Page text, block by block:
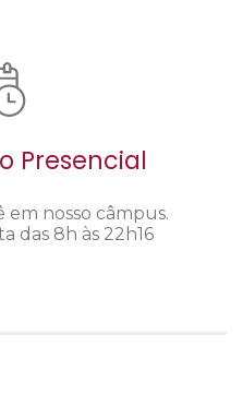
Presencial
em nosso câmpus.
das 8h às 22h16